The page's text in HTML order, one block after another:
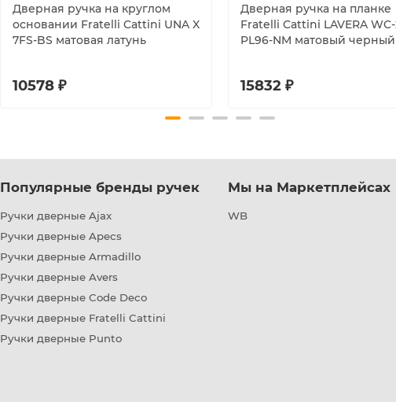
Дверная ручка на круглом
основании Fratelli Cattini UNA X
7FS-BS матовая латунь
10578 ₽
Дверная ручка на планке
Fratelli Cattini LAVERA
PL96-NM матовый черный
15832 ₽
Популярные бренды ручек
Ручки дверные Ajax
Ручки дверные Apecs
Ручки дверные Armadillo
Ручки дверные Avers
Ручки дверные Code Deco
Ручки дверные Fratelli Cattini
Ручки дверные Punto
Мы на Маркетплейсах
WB